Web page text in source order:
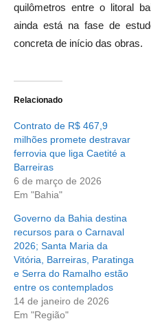
quilômetros entre o litoral
ainda está na fase de
concreta de início das obras.
Relacionado
Contrato de R$ 467,9
milhões promete destravar
ferrovia que liga Caetité a
Barreiras
6 de março de 2026
Em "Bahia"
Governo da Bahia destina
recursos para o Carnaval
2026; Santa Maria da
Vitória, Barreiras, Paratinga
e Serra do Ramalho estão
entre os contemplados
14 de janeiro de 2026
Em "Região"